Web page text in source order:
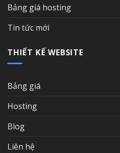
Bảng giá hosting
Tin tức mới
THIẾT KẾ WEBSITE
Bảng giá
Hosting
Blog
Liên hệ